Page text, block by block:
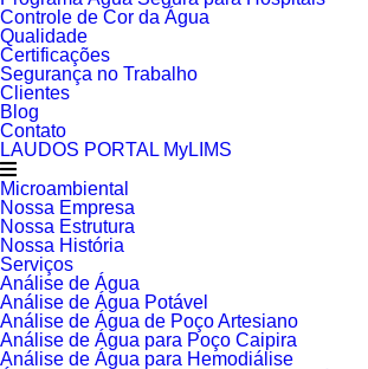
Controle de Cor da Água
Qualidade
Certificações
Segurança no Trabalho
Clientes
Blog
Contato
LAUDOS PORTAL MyLIMS
Microambiental
Nossa Empresa
Nossa Estrutura
Nossa História
Serviços
Análise de Água
Análise de Água Potável
Análise de Água de Poço Artesiano
Análise de Água para Poço Caipira
Análise de Água para Hemodiálise